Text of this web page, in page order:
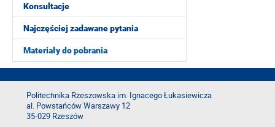
Konsultacje
Najczęściej zadawane pytania
Materiały do pobrania
Politechnika Rzeszowska im. Ignacego Łukasiewicza
al. Powstańców Warszawy 12
35-029 Rzeszów